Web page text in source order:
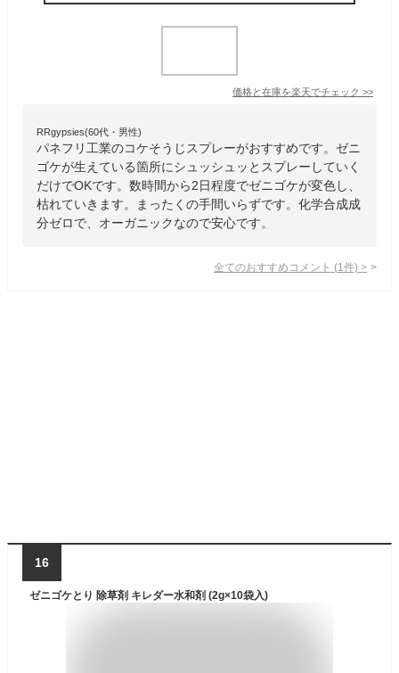
価格と在庫を楽天でチェック >>
RRgypsies(60代・男性)
パネフリ工業のコケそうじスプレーがおすすめです。ゼニ
ゴケが生えている箇所にシュッシュッとスプレーしていく
だけでOKです。数時間から2日程度でゼニゴケが変色し、
枯れていきます。まったくの手間いらずです。化学合成成
分ゼロで、オーガニックなので安心です。
全てのおすすめコメント (1 件) >
16
ゼニゴケとり 除草剤 キレダー水和剤 (2g×10袋入)